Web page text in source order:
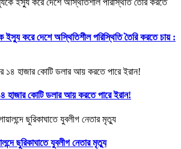
ইস্যু করে দেশে অস্থিতিশীল পরিস্থিতি তৈরি করতে চায় :
হাজার কোটি ডলার আয় করতে পারে ইরান!
ছুরিকাঘাতে যুবলীগ নেতার মৃত্যু